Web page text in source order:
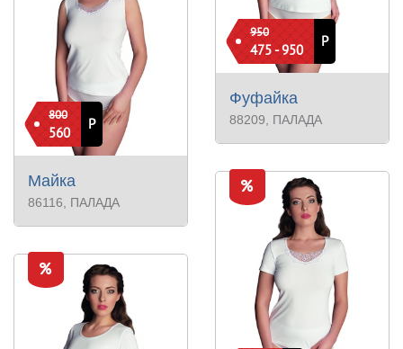
800
560
Р
Майка
86116 , ПАЛАДА
950
475 - 950
Р
Фуфайка
88209, ПАЛАДА